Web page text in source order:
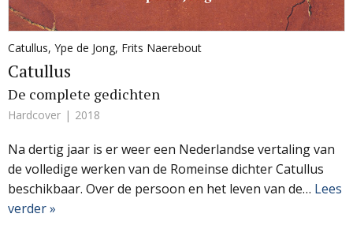
Catullus, Ype de Jong, Frits Naerebout
Catullus
De complete gedichten
Hardcover 2018
Na dertig jaar is er weer een Nederlandse vertaling van
de volledige werken van de Romeinse dichter Catullus
beschikbaar. Over de persoon en het leven van de… Lees
verder »